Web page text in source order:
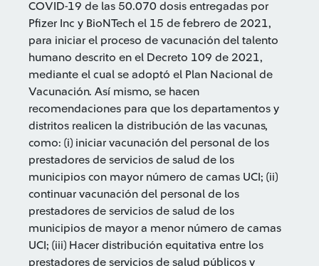
COVID-19 de las 50.070 dosis entregadas por
Pfizer Inc y BioNTech el 15 de febrero de 2021,
para iniciar el proceso de vacunación del talento
humano descrito en el Decreto 109 de 2021,
mediante el cual se adoptó el Plan Nacional de
Vacunación. Así mismo, se hacen
recomendaciones para que los departamentos y
distritos realicen la distribución de las vacunas,
como: (i) iniciar vacunación del personal de los
prestadores de servicios de salud de los
municipios con mayor número de camas UCI; (ii)
continuar vacunación del personal de los
prestadores de servicios de salud de los
municipios de mayor a menor número de camas
UCI; (iii) Hacer distribución equitativa entre los
prestadores de servicios de salud públicos y